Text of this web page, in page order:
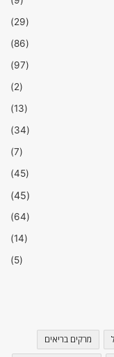
(29)
(86)
(97)
(2)
(13)
(34)
(7)
(45)
(45)
(64)
(14)
(5)
מרקים בריאים